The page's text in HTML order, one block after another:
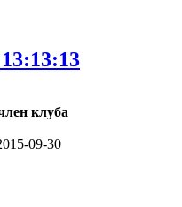
клуба
09-30